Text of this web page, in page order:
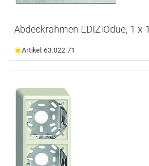
Abdeckrahmen EDIZIOdue, 1 x 1
Artikel: 63.022.71